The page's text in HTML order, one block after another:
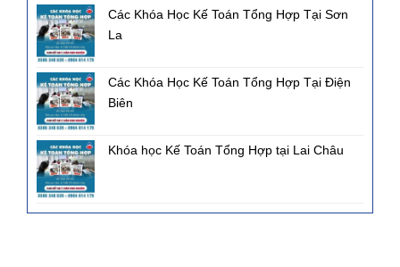
Các Khóa Học Kế Toán Tổng Hợp Tại Sơn
La
Các Khóa Học Kế Toán Tổng Hợp Tại Điện
Biên
Khóa học Kế Toán Tổng Hợp tại Lai Châu